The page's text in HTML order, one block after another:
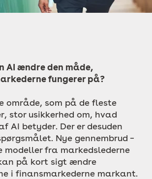
AI ændre den måde,
fungerer på?
område, som på de fleste
stor usikkerhed om, hvad
AI betyder. Der er desuden
Nye gennembrud –
modeller fra markedslederne
på kort sigt ændre
i finansmarkederne markant.